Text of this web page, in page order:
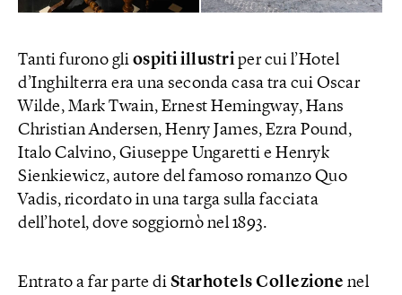
Tanti furono gli ospiti illustriper cui l’Hotel
d’Inghilterra era una seconda casa tra cui Oscar
Wilde, Mark Twain, Ernest Hemingway, Hans
Christian Andersen, Henry James, Ezra Pound,
Italo Calvino, Giuseppe Ungaretti e Henryk
Sienkiewicz, autore del famoso romanzo Quo
Vadis, ricordato in una targa sulla facciata
dell’hotel, dove soggiornò nel 1893.
Entrato a far parte di Starhotels Collezione nel